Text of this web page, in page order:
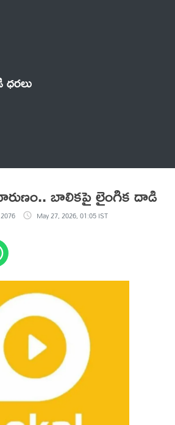
బాలికపై లైంగిక దాడి
2076 May 27, 2026, 01:05 IST